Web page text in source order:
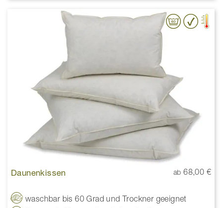
Daunenkissen ab68,00 €
waschbar bis 60 Grad und Trockner geeignet